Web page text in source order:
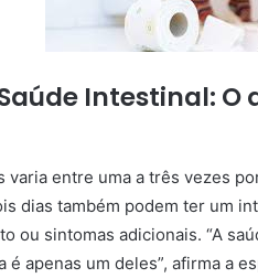
Intestinal: O
varia entre uma a três vezes
dias também podem ter um
ou sintomas adicionais. “A
apenas um deles”, afirma a